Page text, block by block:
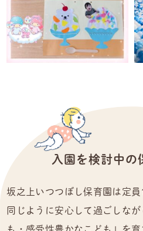
入園を検討中の
坂之上いつつぼし保育園は定員
同じように安心して過ごしなが